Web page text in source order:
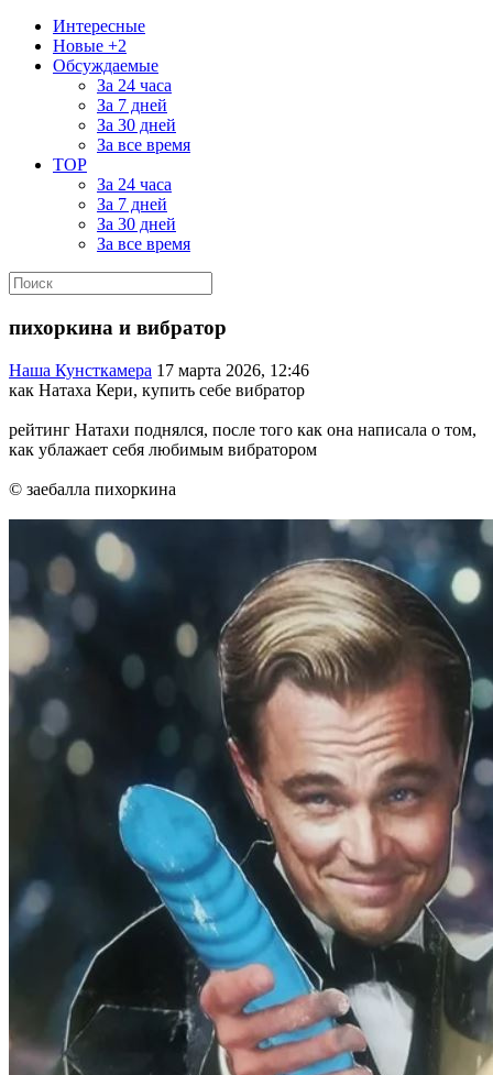
Интересные
Новые +2
Обсуждаемые
За 24 часа
За 7 дней
За 30 дней
За все время
TOP
За 24 часа
За 7 дней
За 30 дней
За все время
пихоркина и вибратор
Наша Кунсткамера 17 марта 2026, 12:46
как Натаха Кери, купить себе вибратор
рейтинг Натахи поднялся, после того как она написала о том,
как ублажает себя любимым вибратором
© заебалла пихоркина